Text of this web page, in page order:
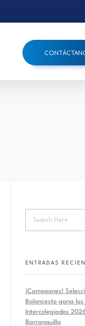
ENTRADAS
¡Campeones!
Baloncesto gana los
Intercolegiados
Barranquilla